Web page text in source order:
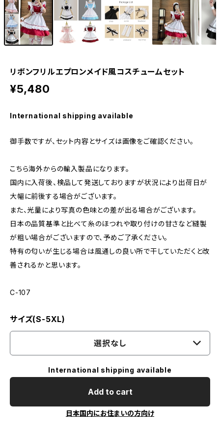
リボンフリルエプロンメイド風コスチュームセット
¥5,480
International shipping available
御手数ですが、セット内容とサイズは画像をご確認ください。
こちら海外からの輸入製品になります。
国内に入荷後、検品して発送しておりますが状況により出荷日が
大幅に前後する場合がございます。
また、光量により写真の色味との差が出る場合がございます。
日本の品質基準と比べて糸のほつれや取り付けの甘さなど縫製
が粗い場合がございますので、予めご了承ください。
特有の匂いが生じる場合は風通しの良い所で干していただくと改
善されるかと思います。
C-107
サイズ(S-5XL)
選択なし
International shipping available
Add to cart
日本国内にお住まいの方向け